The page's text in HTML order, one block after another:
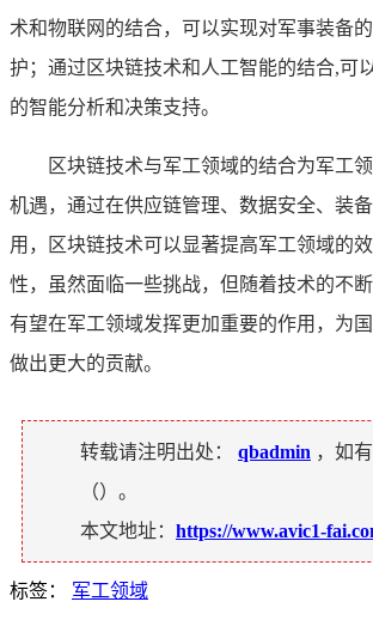
术和物联网的结合，可以实现对军事装备
护；通过区块链技术和人工智能的结合,可
的智能分析和决策支持。
区块链技术与军工领域的结合为军工
机遇，通过在供应链管理、数据安全、装
用，区块链技术可以显著提高军工领域的
性，虽然面临一些挑战，但随着技术的不
有望在军工领域发挥更加重要的作用，为
做出更大的贡献。
转载请注明出处： qbadmin ，如
（）。
本文地址： https://www.avic1-
标签： 军工领域